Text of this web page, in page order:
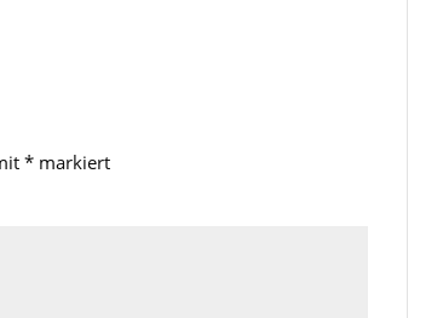
*markiert